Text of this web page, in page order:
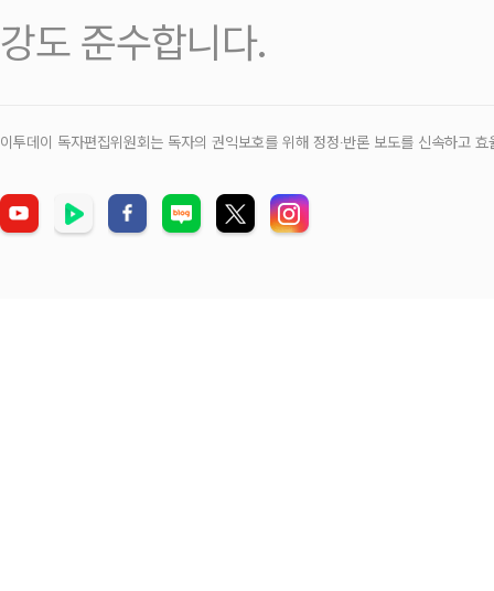
강도 준수합니다.
이투데이 독자편집위원회는 독자의 권익보호를 위해 정정‧반론 보도를 신속하고